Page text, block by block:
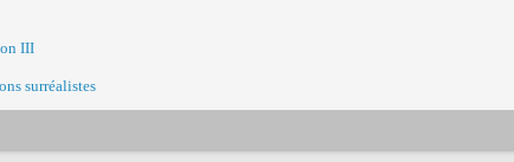
III
surréalistes